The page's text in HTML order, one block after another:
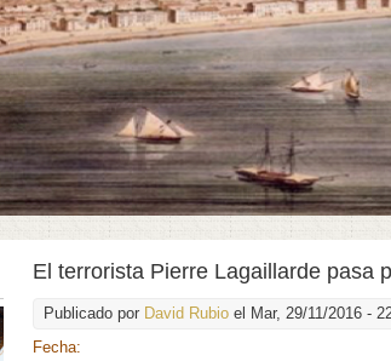
El terrorista Pierre Lagaillarde pasa
Publicado por David Rubio el Mar, 29/11/2016 -
Fecha: